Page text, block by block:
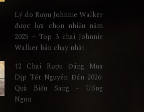
Lý do Rượu Johnnie Walker
được lựa chọn nhiều năm
2025 – Top 3 chai Johnnie
Walker bán chạy nhất
12 Chai Rượu Đáng Mua
Dịp Tết Nguyên Đán 2026:
Quà Biếu Sang – Uống
Ngon